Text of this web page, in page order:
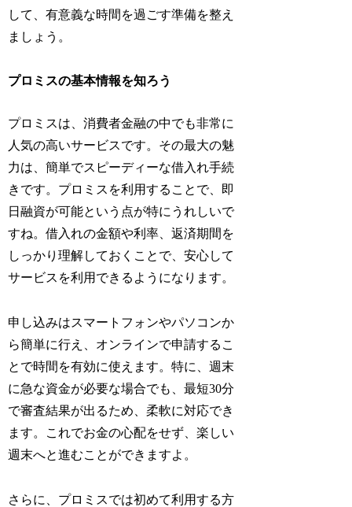
して、有意義な時間を過ごす準備を整え
ましょう。
プロミスの基本情報を知ろう
プロミスは、消費者金融の中でも非常に
人気の高いサービスです。その最大の魅
力は、簡単でスピーディーな借入れ手続
きです。プロミスを利用することで、即
日融資が可能という点が特にうれしいで
すね。借入れの金額や利率、返済期間を
しっかり理解しておくことで、安心して
サービスを利用できるようになります。
申し込みはスマートフォンやパソコンか
ら簡単に行え、オンラインで申請するこ
とで時間を有効に使えます。特に、週末
に急な資金が必要な場合でも、最短30分
で審査結果が出るため、柔軟に対応でき
ます。これでお金の心配をせず、楽しい
週末へと進むことができますよ。
さらに、プロミスでは初めて利用する方